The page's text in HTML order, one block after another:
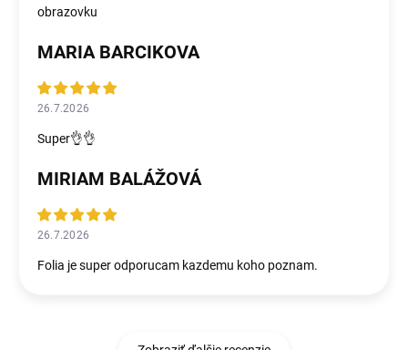
obrazovku
MARIA BARCIKOVA
26.7.2026
Super👌👌
MIRIAM BALÁŽOVÁ
26.7.2026
Folia je super odporucam kazdemu koho poznam.